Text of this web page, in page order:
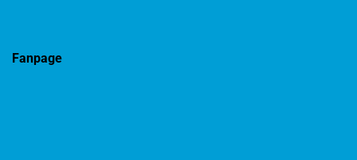
Fanpage